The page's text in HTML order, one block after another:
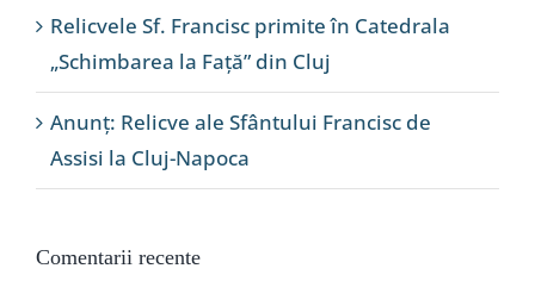
Relicvele Sf. Francisc primite în Catedrala
„Schimbarea la Față” din Cluj
Anunț: Relicve ale Sfântului Francisc de
Assisi la Cluj-Napoca
Comentarii recente